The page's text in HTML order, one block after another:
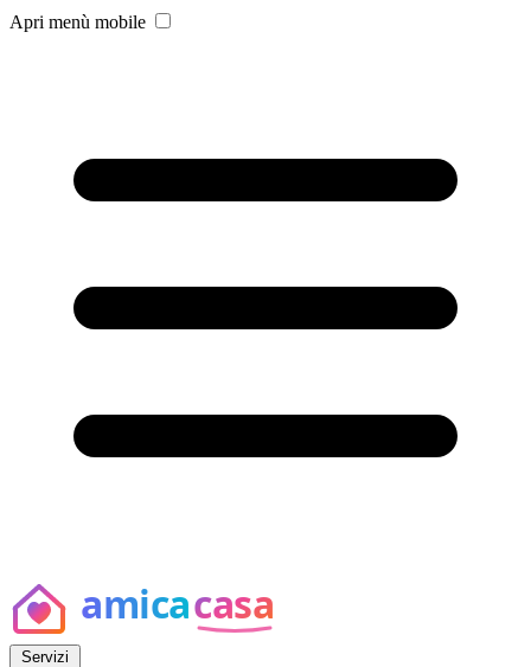
Apri menù mobile
Servizi